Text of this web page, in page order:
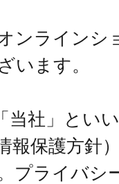
ンラインシ
います。
当社」とい
報保護方針
プライバシ